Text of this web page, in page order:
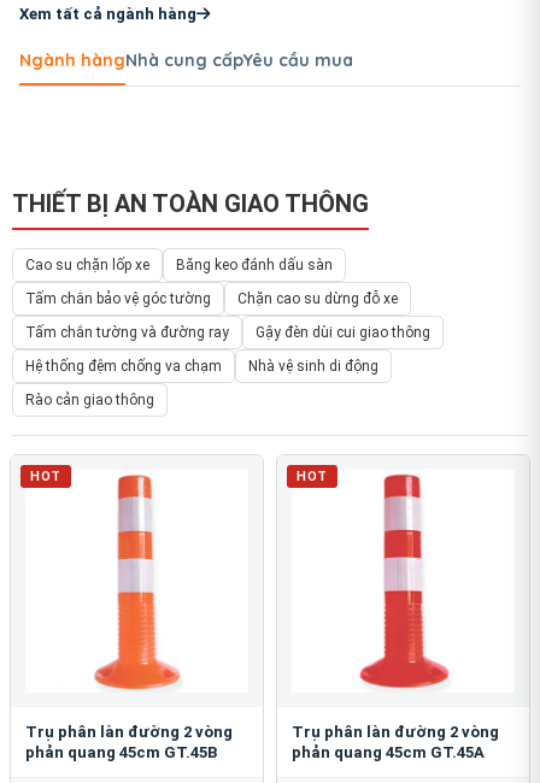
Xem tất cả ngành hàng
Ngành hàngNhà cung cấpYêu cầu mua
THIẾT BỊ AN TOÀN GIAO THÔNG
Cao su chặn lốp xe
Băng keo đánh dấu sàn
Tấm chắn bảo vệ góc tường
Chặn cao su dừng đỗ xe
Tấm chắn tường và đường ray
Gậy đèn dùi cui giao thông
Hệ thống đệm chống va chạm
Nhà vệ sinh di động
Rào cản giao thông
HOT
Trụ phân làn đường 2 vòng
phản quang 45cm GT.45B
HOT
Trụ phân làn đường 2 vòng
phản quang 45cm GT.45A